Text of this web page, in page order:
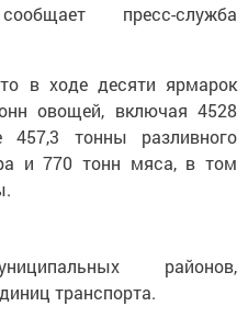
пресс-служба
в ходе десяти ярмарок
овощей, включая 4528
тонны разливного
и 770 тонн мяса, в том
районов,
транспорта.